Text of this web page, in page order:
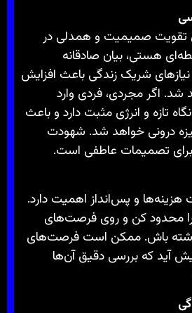
تقویت صمیمیت و همدلی در
هستی، بیان صادقانه
شریک زندگی باعث افزایش
اگر مجردی، فردی وارد
تازه و انرژی مثبت دارد و باعث
درونی خواهد شد. شهودت
برای تصمیمات عاطفی است.
هزینه‌ها و پس‌انداز اهمیت دارد.
محدود کن و روی فرصت‌های
باش. ممکن است فرصت‌های
آید که بررسی دقیق آن‌ها